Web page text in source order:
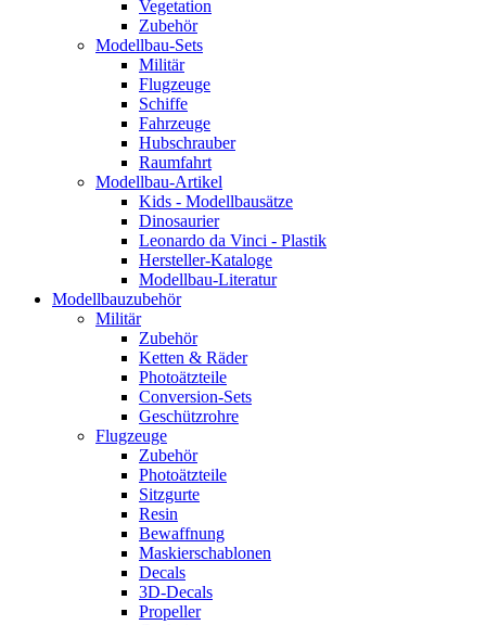
Vegetation
Zubehör
Modellbau-Sets
Militär
Flugzeuge
Schiffe
Fahrzeuge
Hubschrauber
Raumfahrt
Modellbau-Artikel
Kids - Modellbausätze
Dinosaurier
Leonardo da Vinci - Plastik
Hersteller-Kataloge
Modellbau-Literatur
Modellbauzubehör
Militär
Zubehör
Ketten & Räder
Photoätzteile
Conversion-Sets
Geschützrohre
Flugzeuge
Zubehör
Photoätzteile
Sitzgurte
Resin
Bewaffnung
Maskierschablonen
Decals
3D-Decals
Propeller